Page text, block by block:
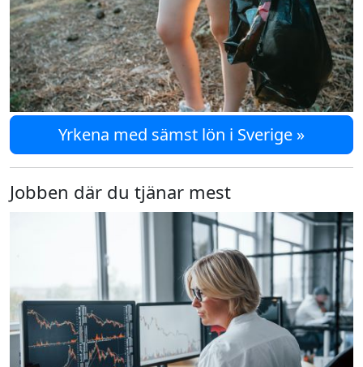
Yrkena med sämst lön i Sverige »
Jobben där du tjänar mest